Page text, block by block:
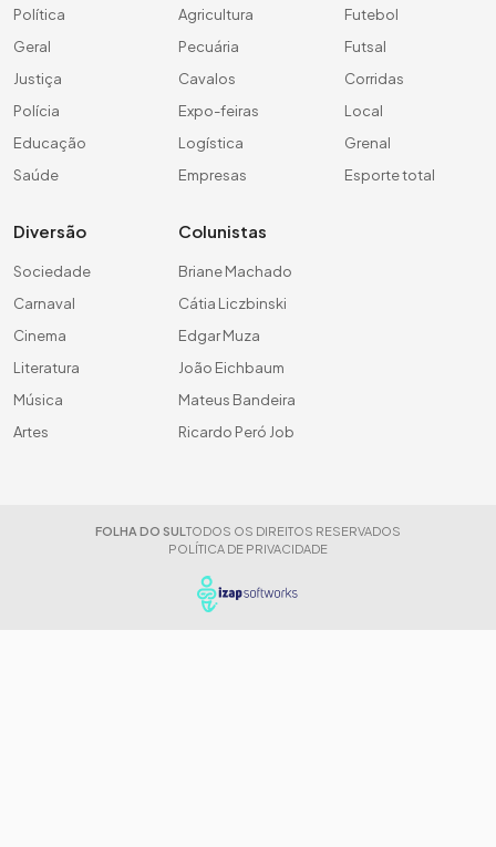
Política
Geral
Justiça
Polícia
Educação
Saúde
Agricultura
Pecuária
Cavalos
Expo-feiras
Logística
Empresas
Futebol
Futsal
Corridas
Local
Grenal
Esporte total
Diversão
Sociedade
Carnaval
Cinema
Literatura
Música
Artes
Colunistas
Briane Machado
Cátia Liczbinski
Edgar Muza
João Eichbaum
Mateus Bandeira
Ricardo Peró Job
FOLHA DO SUL TODOS OS DIREITOS RESERVADOS
POLÍTICA DE PRIVACIDADE